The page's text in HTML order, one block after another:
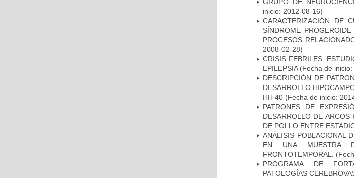
inicio: 2012-08-16)
CARACTERIZACIÓN DE
SÍNDROME
PROCESOS
2008-02-28)
CRISIS FEBRILES:
EPILEPSIA(Fecha de inicio:
DESCRIPCIÓN DE
DESARROLLO
HH 40 (Fecha de inicio:
PATRONES DE
DESARROLLO DE ARCOS
DE POLLO ENTRE
ANÁLISIS POBLACIONAL
EN UNA MUESTRA
FRONTOTEMPORAL.
PROGRAMA DE
PATOLOGÍAS